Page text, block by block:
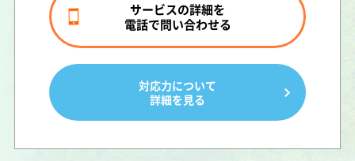
サービスの詳細を
電話で問い合わせる
対応力について
詳細を見る